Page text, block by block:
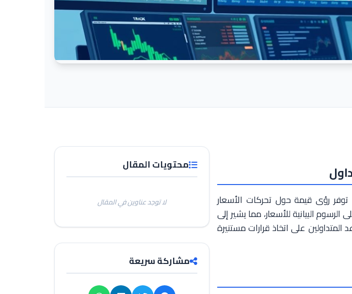
توفر رؤى قيمة حول تحركات الأسعار
البيانية للأسعار، مما يشير إلى
على اتخاذ قرارات مستنيرة
محتويات المقال
لا توجد عناوين في المقال
مشاركة سريعة